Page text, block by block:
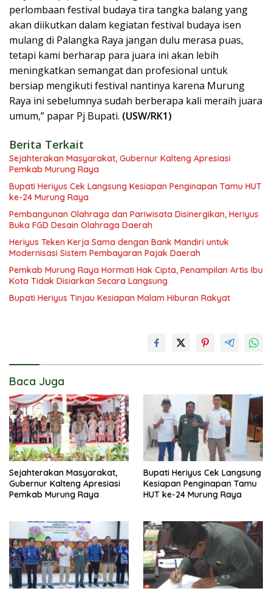
perlombaan festival budaya tira tangka balang yang
akan diikutkan dalam kegiatan festival budaya isen
mulang di Palangka Raya jangan dulu merasa puas,
tetapi kami berharap para juara ini akan lebih
meningkatkan semangat dan profesional untuk
bersiap mengikuti festival nantinya karena Murung
Raya ini sebelumnya sudah berberapa kali meraih juara
umum,” papar Pj Bupati. (USW/RK1)
Berita Terkait
Sejahterakan Masyarakat, Gubernur Kalteng Apresiasi
Pemkab Murung Raya
Bupati Heriyus Cek Langsung Kesiapan Penginapan Tamu HUT
ke-24 Murung Raya
Pembangunan Olahraga dan Pariwisata Disinergikan, Heriyus
Buka FGD Desain Olahraga Daerah
Heriyus Teken Kerja Sama dengan Bank Mandiri untuk
Modernisasi Sistem Pembayaran Pajak Daerah
Pemkab Murung Raya Hormati Hak Cipta, Penampilan Artis Ibu
Kota Tidak Disiarkan Secara Langsung
Bupati Heriyus Tinjau Kesiapan Malam Hiburan Rakyat
Baca Juga
Sejahterakan Masyarakat,
Gubernur Kalteng Apresiasi
Pemkab Murung Raya
Bupati Heriyus Cek Langsung
Kesiapan Penginapan Tamu
HUT ke-24 Murung Raya